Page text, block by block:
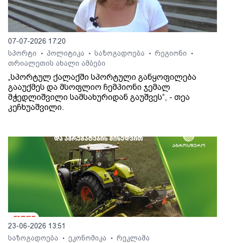
07-07-2026 17:20
სპორტი
• პოლიტიკა • საზოგადოება • რეგიონი •
თრიალეთის ახალი ამბები
„სპორტულ ქალაქში სპორტული განყოფილება
გააუქმეს და მსოფლიო ჩემპიონი ჯემალ
მჭედლიშვილი სამსახურიდან გაუშვეს“, - თეა
კეჩხუაშვილი.
23-06-2026 13:51
საზოგადოება
• ეკონომიკა • რეკლამა